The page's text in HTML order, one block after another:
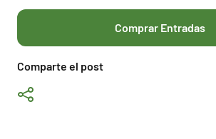
Comparte el post
Comprar Entradas